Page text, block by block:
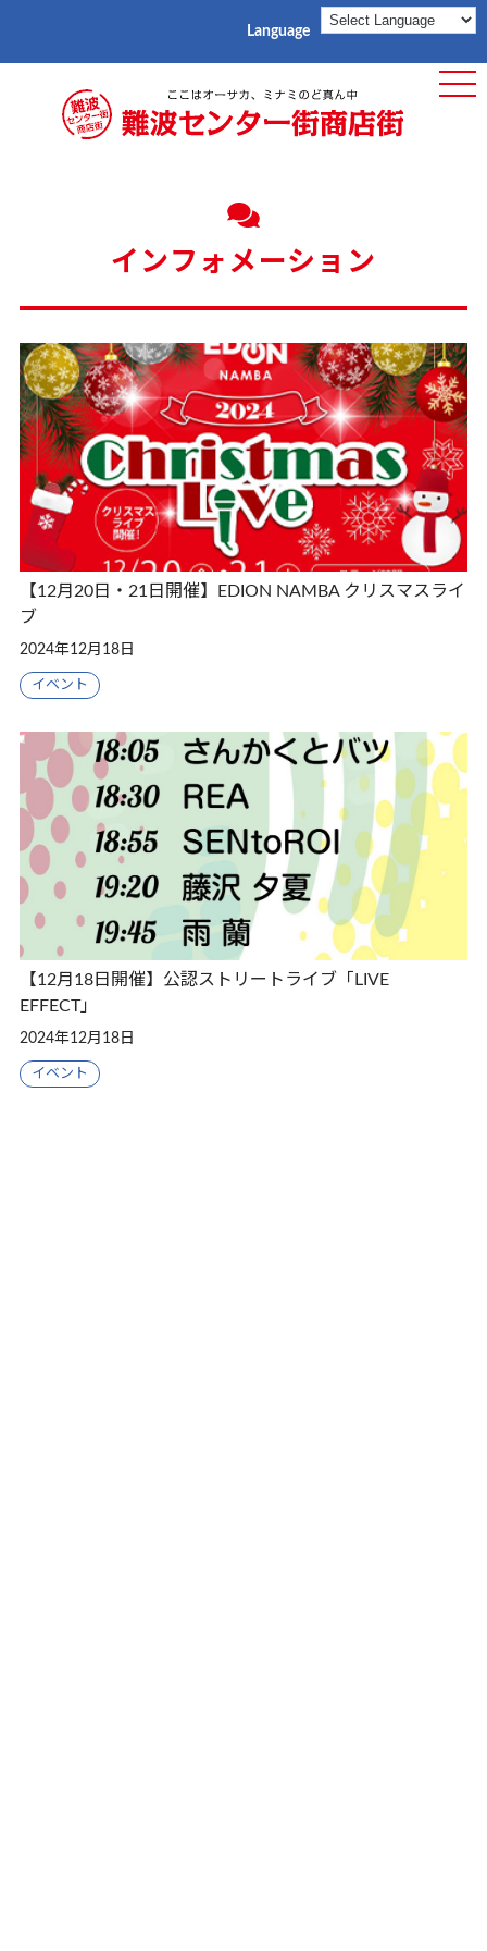
Language
インフォメーション
【12月20日・21日開催】EDION NAMBA クリスマスライ
ブ
2024年12月18日
イベント
【12月18日開催】公認ストリートライブ「LIVE
EFFECT」
2024年12月18日
イベント